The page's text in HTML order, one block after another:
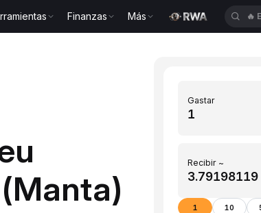
Finanzas Más 🔥
Gastar
Recibir ~
1 10